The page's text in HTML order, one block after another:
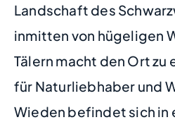
Landschaft des
inmitten von hügeligen
Tälern macht den Ort zu
für Naturliebhaber und
Wieden befindet sich in